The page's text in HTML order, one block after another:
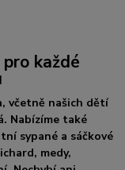
každé
včetně našich dětí
Nabízíme také
sypané a sáčkové
medy,